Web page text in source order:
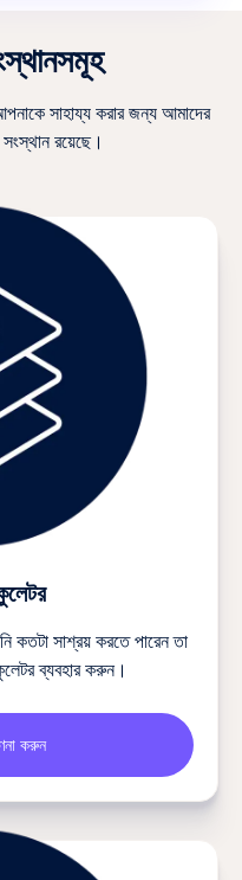
সাহায্য করার জন্য আমাদের
সংস্থান রয়েছে।
সাশ্রয় করতে পারেন তা
ব্যবহার করুন।
করুন